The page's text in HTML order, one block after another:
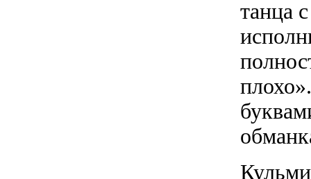
танца